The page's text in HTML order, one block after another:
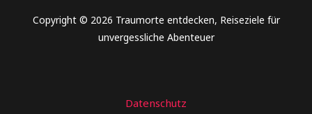
Copyright © 2026 Traumorte entdecken, Reiseziele für
unvergessliche Abenteuer
Datenschutz